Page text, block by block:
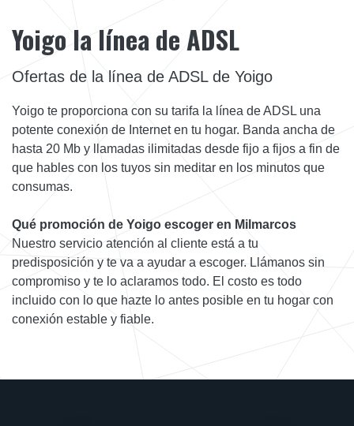
Yoigo la línea de ADSL
Ofertas de la línea de ADSL de Yoigo
Yoigo te proporciona con su tarifa la línea de ADSL una
potente conexión de Internet en tu hogar. Banda ancha de
hasta 20 Mb y llamadas ilimitadas desde fijo a fijos a fin de
que hables con los tuyos sin meditar en los minutos que
consumas.
Qué promoción de Yoigo escoger en Milmarcos
Nuestro servicio atención al cliente está a tu
predisposición y te va a ayudar a escoger. Llámanos sin
compromiso y te lo aclaramos todo. El costo es todo
incluido con lo que hazte lo antes posible en tu hogar con
conexión estable y fiable.